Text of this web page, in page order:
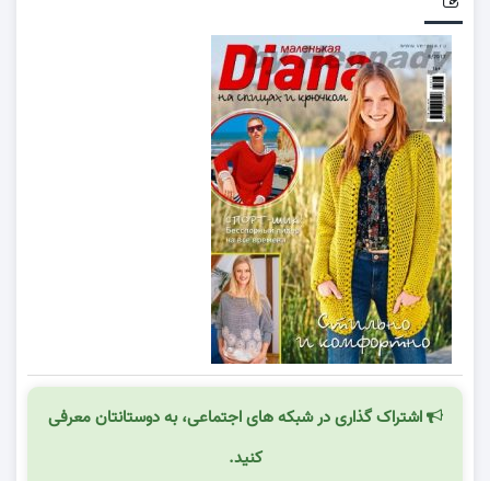
اشتراک گذاری در شبکه های اجتماعی، به دوستانتان معرفی
کنید.